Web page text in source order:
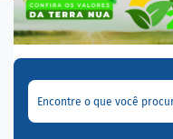
Encontre o que